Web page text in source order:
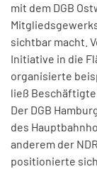
mit dem DGB
sichtbar macht.
Initiative in die
organisierte
ließ Beschäftigte
Der DGB
des
anderem der
positionierte